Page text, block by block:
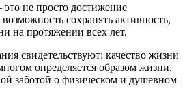
не просто достижение
сохранять активность,
на протяжении всех лет.
свидетельствуют: качество жизни
определяется образом жизни,
заботой о физическом и душевном